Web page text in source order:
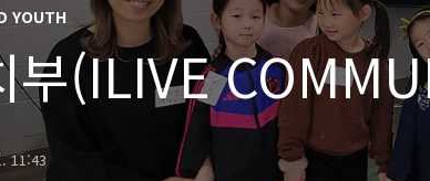
YOUTH
부(ILIVE
11:43